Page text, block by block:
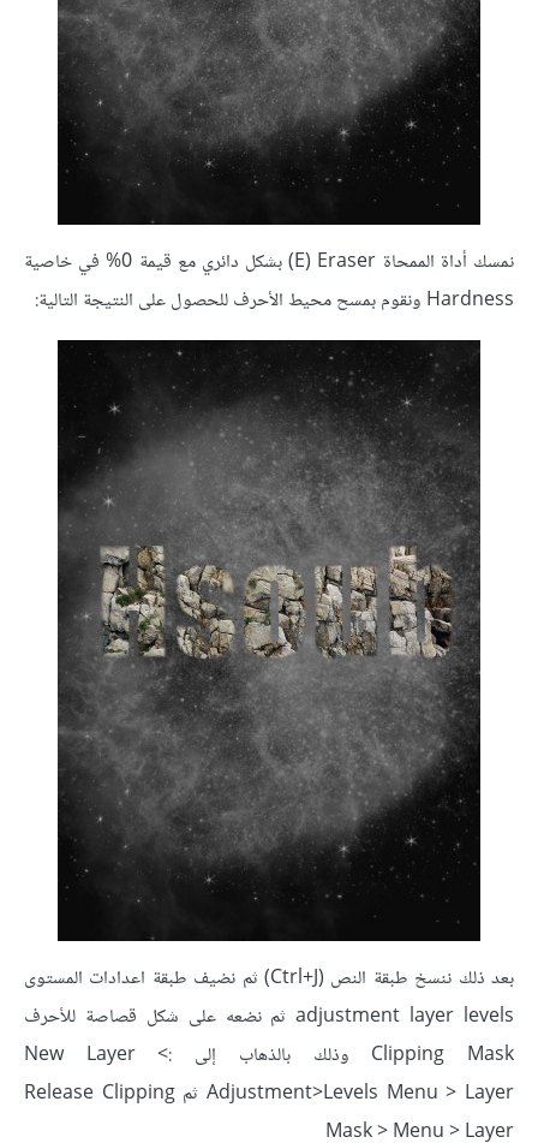
نمسك أداة الممحاة E) Eraser) بشكل دائري مع قيمة 0% في خاصية
Hardness ونقوم بمسح محيط الأحرف للحصول على النتيجة التالية:
بعد ذلك ننسخ طبقة النص (Ctrl+J) ثم نضيف طبقة اعدادات المستوى
adjustment layer levels ثم نضعه على شكل قصاصة للأحرف
Clipping Mask وذلك بالذهاب إلى :> New Layer
Adjustment>Levels Menu > Layer ثم Release Clipping
Mask > Menu > Layer